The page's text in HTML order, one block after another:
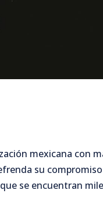
mexicana con
su
se encuentran